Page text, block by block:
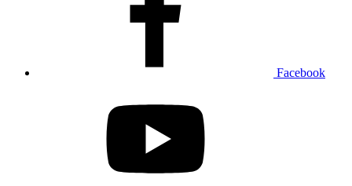
Facebook